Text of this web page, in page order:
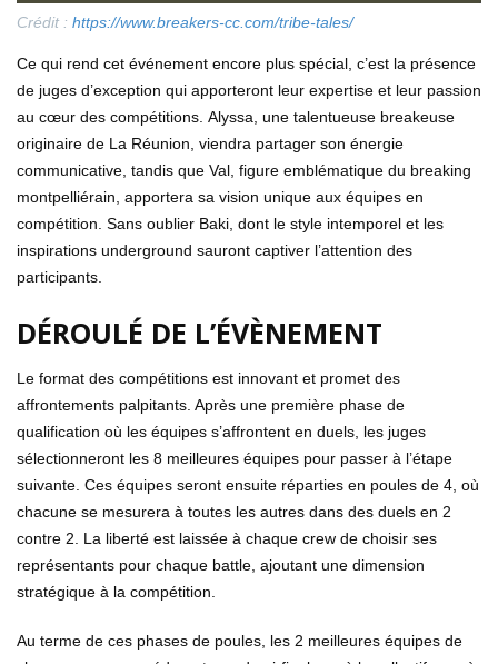
Crédit : https://www.breakers-cc.com/tribe-tales/
Ce qui rend cet événement encore plus spécial, c’est la présence
de juges d’exception qui apporteront leur expertise et leur passion
au cœur des compétitions. Alyssa, une talentueuse breakeuse
originaire de La Réunion, viendra partager son énergie
communicative, tandis que Val, figure emblématique du breaking
montpelliérain, apportera sa vision unique aux équipes en
compétition. Sans oublier Baki, dont le style intemporel et les
inspirations underground sauront captiver l’attention des
participants.
DÉROULÉ DE L’ÉVÈNEMENT
Le format des compétitions est innovant et promet des
affrontements palpitants. Après une première phase de
qualification où les équipes s’affrontent en duels, les juges
sélectionneront les 8 meilleures équipes pour passer à l’étape
suivante. Ces équipes seront ensuite réparties en poules de 4, où
chacune se mesurera à toutes les autres dans des duels en 2
contre 2. La liberté est laissée à chaque crew de choisir ses
représentants pour chaque battle, ajoutant une dimension
stratégique à la compétition.
Au terme de ces phases de poules, les 2 meilleures équipes de